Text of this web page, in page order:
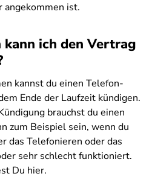
angekommen ist.
ich den Vertrag
kannst du einen Telefon-
Ende der Laufzeit kündigen.
brauchst du einen
zum Beispiel sein, wenn du
das Telefonieren oder das
sehr schlecht funktioniert.
Du hier.